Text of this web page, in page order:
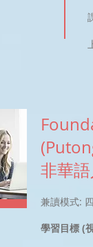
非華
兼讀模式:
學習目標 (